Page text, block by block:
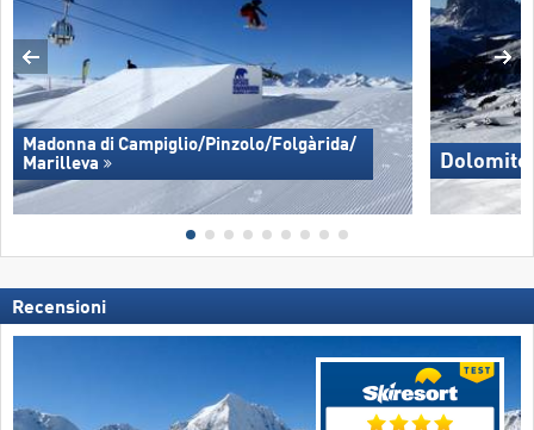
Madonna di Campiglio/​Pinzolo/​Folgàrida/​
Marilleva
Recensioni